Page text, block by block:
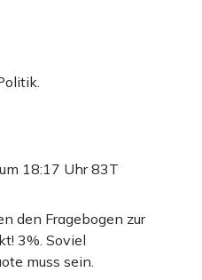
18:17 Uhr83T
den Fragebogen zur
3%. Soviel
muss sein.